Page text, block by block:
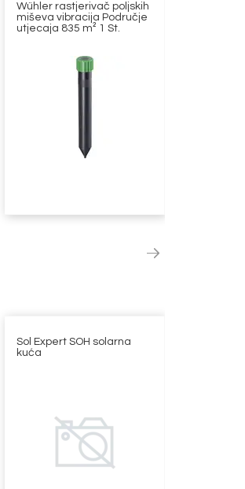
Wühler rastjerivač poljskih
miševa vibracija Područje
utjecaja 835 m² 1 St.
Sol Expert SOH solarna
kuća